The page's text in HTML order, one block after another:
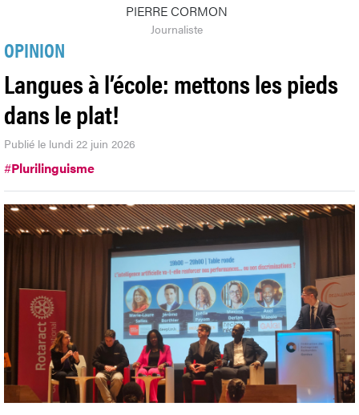
PIERRE CORMON
Journaliste
OPINION
Langues à l’école: mettons les pieds
dans le plat!
Publié le lundi 22 juin 2026
#Plurilinguisme